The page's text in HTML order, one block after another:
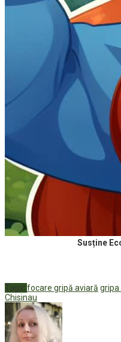
Susține
Tags: focare gripă aviară gripa
Chisinau